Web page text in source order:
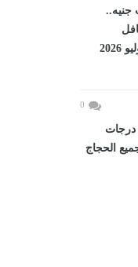
مليارات جنيه..
وكرامة» عن شهر... الثلاثاء، 14 يوليو 2026
0
درجات
الحجاج